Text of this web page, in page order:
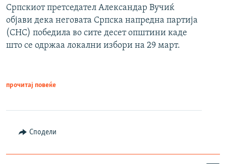
Српскиот претседател Александар Вучиќ
објави дека неговата Српска напредна партија
(СНС) победила во сите десет општини каде
што се одржаа локални избори на 29 март.
прочитај повеќе
Сподели